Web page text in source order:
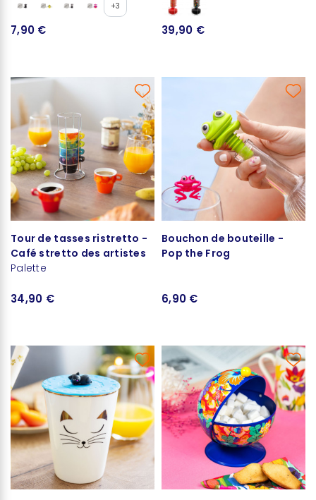
+3
7,90 € 39,90 €
Tour de tasses ristretto -
Café stretto des artistes
Palette
34,90 €
Bouchon de bouteille -
Pop the Frog
6,90 €